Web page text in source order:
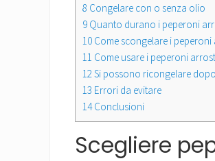
8 Congelare con o senza olio
9 Quanto durano i peperoni
10 Come scongelare i
11 Come usare i peperoni
12 Si possono ricongelare
13 Errori da evitare
14Conclusioni
Scegliere